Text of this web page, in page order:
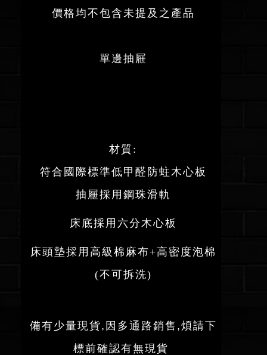
價格均不包含未提及之產品
單邊抽屜
材質:
符合國際標準低甲醛防蛀木心板
抽屜採用鋼珠滑軌
床底採用六分木心板
床頭墊採用高級棉麻布+高密度泡棉
(不可拆洗)
備有少量現貨,因多通路銷售,煩請下
標前確認有無現貨